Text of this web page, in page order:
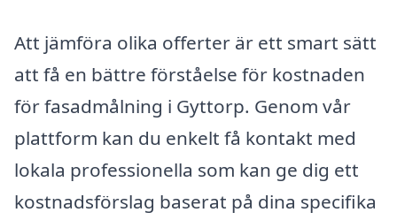
Att jämföra olika offerter är ett smart sätt
att få en bättre förståelse för kostnaden
för fasadmålning i Gyttorp. Genom vår
plattform kan du enkelt få kontakt med
lokala professionella som kan ge dig ett
kostnadsförslag baserat på dina specifika